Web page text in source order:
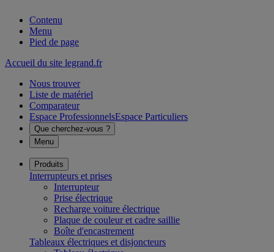
Contenu
Menu
Pied de page
Accueil du site legrand.fr
Nous trouver
Liste de matériel
Comparateur
Espace ProfessionnelsEspace Particuliers
Que cherchez-vous ?
Menu
Produits
Interrupteurs et prises
Interrupteur
Prise électrique
Recharge voiture électrique
Plaque de couleur et cadre saillie
Boîte d'encastrement
Tableaux électriques et disjoncteurs